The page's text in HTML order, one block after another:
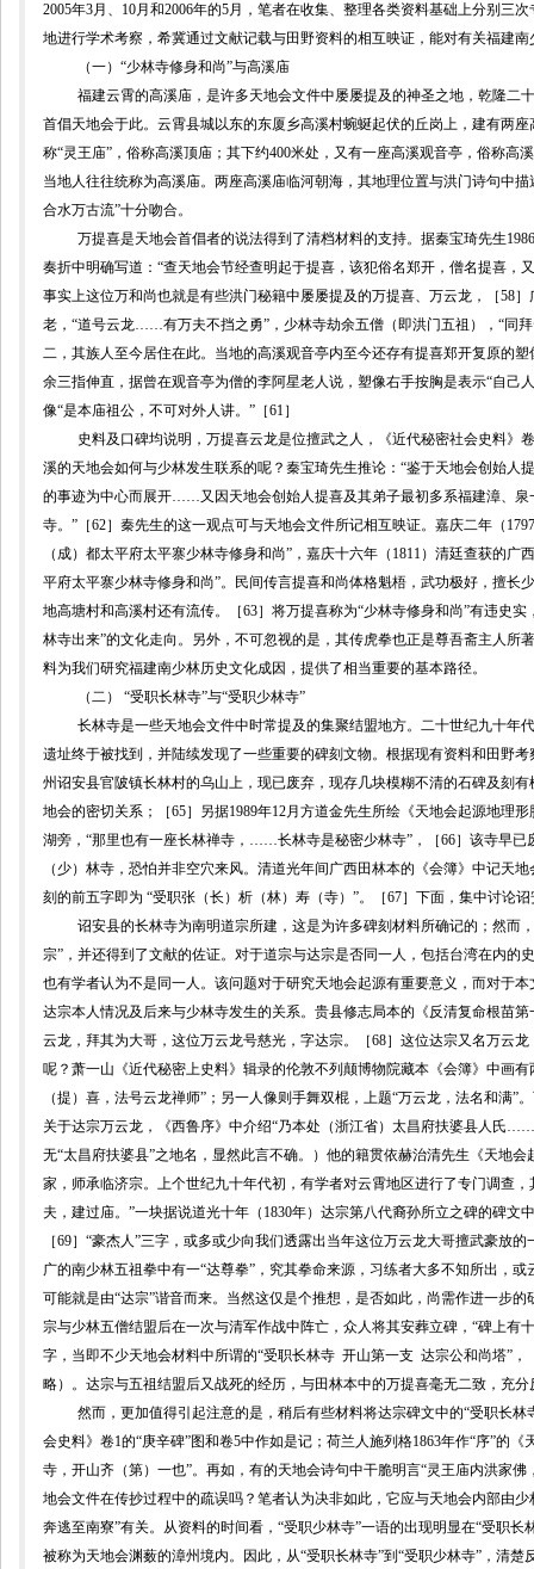
2005年3月、 10月和2006年的5月，笔者在收集、整理各类资料基础上分别三
地进行学术考察，希冀通过文献记载与田野资料的相互映证，能对有关福建
（一） “少林寺修身和尚”与高溪庙
福建云霄的高溪庙，是许多天地会文件中屡屡提及的神圣之地，乾隆二
首倡天地会于此。云霄县城以东的东厦乡高溪村蜿蜒起伏的丘岗上，建有两
称“灵王庙”，俗称高溪顶庙；其下约400米处，又有一座高溪观音亭，俗称高
当地人往往统称为高溪庙。两座高溪庙临河朝海，其地理位置与洪门诗句中
合水万古流”十分吻合。
万提喜是天地会首倡者的说法得到了清档材料的支持。据秦宝琦先生1986
奏折中明确写道：“查天地会节经查明起于提喜，该犯俗名郑开，僧名提喜，
事实上这位万和尚也就是有些洪门秘籍中屡屡提及的万提喜、万云龙，
［58
老，“道号云龙……有万夫不挡之勇”，少林寺劫余五僧（即洪门五祖），“同
二，其族人至今居住在此。当地的高溪观音亭内至今还存有提喜郑开复原的
余三指伸直，据曾在观音亭为僧的李阿星老人说，塑像右手按胸是表示“自己
像“是本庙祖公，不可对外人讲。”［61］
史料及口碑均说明，万提喜云龙是位擅武之人，《近代秘密社会史料》卷
溪的天地会如何与少林发生联系的呢？ 秦宝琦先生推论：“鉴于天地会创始人
的事迹为中心而展开……又因天地会创始人提喜及其弟子最初多系福建漳、
寺。”［62］ 秦先生的这一观点可与天地会文件所记相互映证。 嘉庆二年（ 1797
（成）都太平府太平寨少林寺修身和尚”，嘉庆十六年（ 1811）清廷查获的广
平府太平寨少林寺修身和尚”。
民间传言提喜和尚体格魁梧，武功极好，擅长
地高塘村和高溪村还有流传。［63］ 将万提喜称为“少林寺修身和尚”有违史
林寺出来”的文化走向。另外，不可忽视的是，其传虎拳也正是尊吾斋主人所
料为我们研究福建南少林历史文化成因，提供了相当重要的基本路径。
（二） “受职长林寺”与“受职少林寺”
长林寺是一些天地会文件中时常提及的集聚结盟地方。二十世纪九十年
遗址终于被找到，并陆续发现了一些重要的碑刻文物。 根据现有资料和田野
州诏安县官陂镇长林村的乌山上，现已废弃，现存几块模糊不清的石碑及刻
地会的密切关系 ；［65］另据1989年12月 方道金先生所绘《天地会起源地理
湖旁，“那里也有一座长林禅寺， ……长林寺是秘密少林寺”，［66］该寺早已
（少）林寺，恐怕并非空穴来风。清道光年间广西田林本的《会簿》中记天
刻的前五字即为 “受职张（长）析（林）寿（寺）”。［67］下面，集中讨论
诏安县的长林寺为南明道宗所建，这是为许多碑刻材料所确记的；然而
宗”，并还得到了文献的佐证。对于道宗与达宗是否同一人，包括台湾在内的
也有学者认为不是同一人。该问题对于研究天地会起源有重要意义，而对于
达宗本人情况及后来与少林寺发生的关系。贵县修志局本的《反清复命根苗
云龙，拜其为大哥，这位万云龙号慈光，字达宗。
［68］这位达宗又名万云
呢？萧一山《近代秘密上史料》辑录的伦敦不列颠博物院藏本《会簿》中画
（提）喜，法号云龙禅师”；另一人像则手舞双棍，上题“万云龙，法名和满”
关于达宗万云龙，《西鲁序》中介绍“乃本处（浙江省）太昌府扶婆县人氏……
无“太昌府扶婆县”之地名，显然此言不确。）他的籍贯依赫治清先生《天地会
家，师承临济宗。 上个世纪九十年代初，有学者对云霄地区进行了专门调查
夫，建过庙。”一块据说道光十年（ 1830年）达宗第八代裔孙所立之碑的碑文
［69］“豪杰人”三字，或多或少向我们透露出当年这位万云龙大哥擅武豪放
广的南少林五祖拳中有一“达尊拳”，究其拳命来源，习练者大多不知所出，
可能就是由“达宗”谐音而来。当然这仅是个推想，是否如此，尚需作进一步的
宗与少林五僧结盟后在一次与清军作战中阵亡， 众人将其安葬立碑，“碑上有
字，当即不少天地会材料中所谓的“受职长林寺 开山第一支 达宗公和尚塔”，
略）。达宗与五祖结盟后又战死的经历，与田林本中的万提喜毫无二致，充
然而，更加值得引起注意的是，稍后有些材料将达宗碑文中的“受职长林
会史料》 卷1的“庚辛碑”图和卷5中作如是记；荷兰人施列格1863年作“序”的《
寺，开山齐（第）一也”。再如，有的天地会诗句中干脆明言“灵王庙内洪家佛
地会文件在传抄过程中的疏误吗？笔者认为决非如此，它应与天地会内部由
奔逃至南寮”有关。从资料的时间看，“受职少林寺”一语的出现明显在“受职长
被称为天地会渊薮的漳州境内。因此，从“受职长林寺”到“受职少林寺”， 清楚